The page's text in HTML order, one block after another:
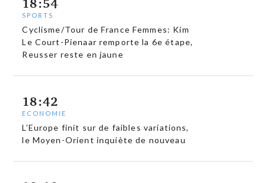
SPORTS
Cyclisme/Tour de France Femmes: Kim
Le Court-Pienaar remporte la 6e étape,
Reusser reste en jaune
18:42
ECONOMIE
L’Europe finit sur de faibles variations,
le Moyen-Orient inquiète de nouveau